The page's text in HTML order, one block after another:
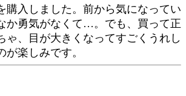
購入しました。前から気になってい
か勇気がなくて…。でも、買って正
ゃ、目が大きくなってすごくうれし
が楽しみです。